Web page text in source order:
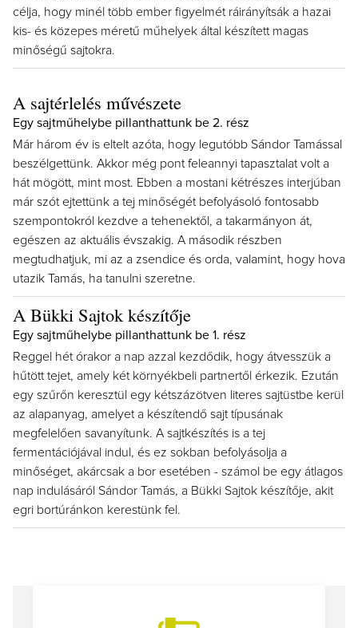
célja, hogy minél több ember figyelmét ráirányítsák a hazai
kis- és közepes méretű műhelyek által készített magas
minőségű sajtokra.
A sajtérlelés művészete
Egy sajtműhelybe pillanthattunk be 2. rész
Már három év is eltelt azóta, hogy legutóbb Sándor Tamással
beszélgettünk. Akkor még pont feleannyi tapasztalat volt a
hát mögött, mint most. Ebben a mostani kétrészes interjúban
már szót ejtettünk a tej minőségét befolyásoló fontosabb
szempontokról kezdve a tehenektől, a takarmányon át,
egészen az aktuális évszakig. A második részben
megtudhatjuk, mi az a zsendice és orda, valamint, hogy hova
utazik Tamás, ha tanulni szeretne.
A Bükki Sajtok készítője
Egy sajtműhelybe pillanthattunk be 1. rész
Reggel hét órakor a nap azzal kezdődik, hogy átvesszük a
hűtött tejet, amely két környékbeli partnertől érkezik. Ezután
egy szűrőn keresztül egy kétszázötven literes sajtüstbe kerül
az alapanyag, amelyet a készítendő sajt típusának
megfelelően savanyítunk. A sajtkészítés is a tej
fermentációjával indul, és ez sokban befolyásolja a
minőséget, akárcsak a bor esetében - számol be egy átlagos
nap indulásáról Sándor Tamás, a Bükki Sajtok készítője, akit
egri bortúránkon kerestünk fel.